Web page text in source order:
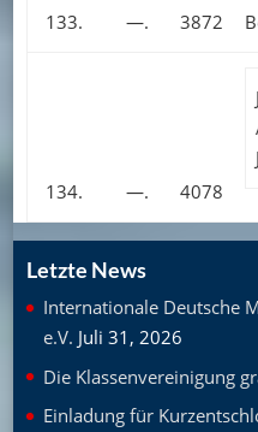
133. —. 3872
134. —. 4078
Letzte News
Internationale Deutsche
e.V. Juli 31, 2026
Die Klassenvereinigung
Einladung für